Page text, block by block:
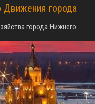
Движения города
города Нижнего